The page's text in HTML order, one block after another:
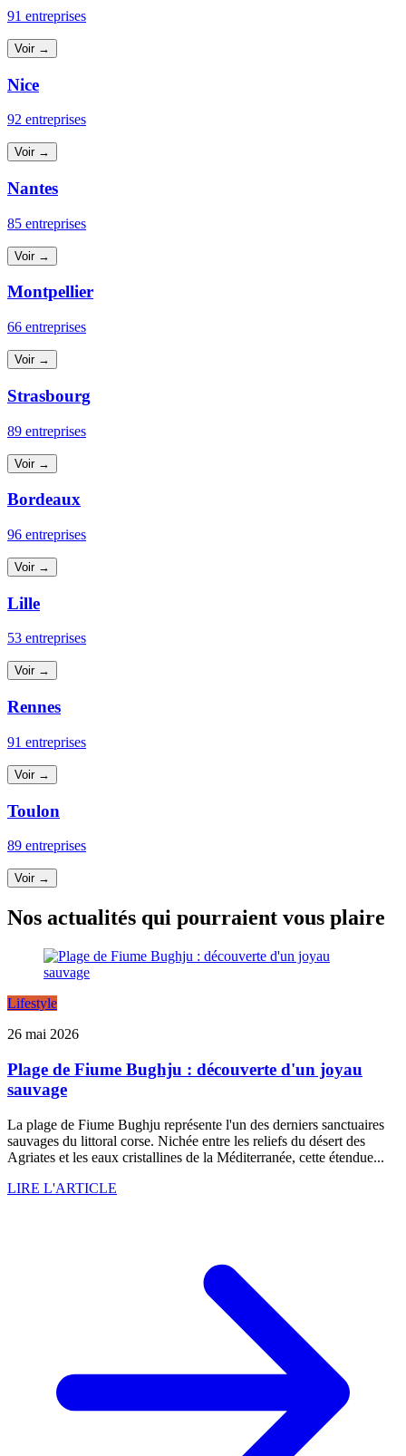
91 entreprises
Voir →
Nice
92 entreprises
Voir →
Nantes
85 entreprises
Voir →
Montpellier
66 entreprises
Voir →
Strasbourg
89 entreprises
Voir →
Bordeaux
96 entreprises
Voir →
Lille
53 entreprises
Voir →
Rennes
91 entreprises
Voir →
Toulon
89 entreprises
Voir →
Nos actualités qui pourraient vous plaire
Lifestyle
26 mai 2026
Plage de Fiume Bughju : découverte d'un joyau
sauvage
La plage de Fiume Bughju représente l'un des derniers sanctuaires
sauvages du littoral corse. Nichée entre les reliefs du désert des
Agriates et les eaux cristallines de la Méditerranée, cette étendue...
LIRE L'ARTICLE